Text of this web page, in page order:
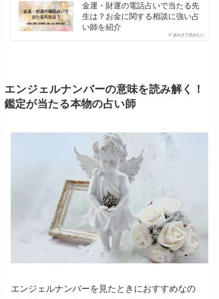
あわせて読みたい
金運・財運の電話占いで当たる先
生は？お金に関する相談に強い占
い師を紹介
エンジェルナンバーの意味を読み解く！
鑑定が当たる本物の占い師
エンジェルナンバーを見たときにおすすめなの